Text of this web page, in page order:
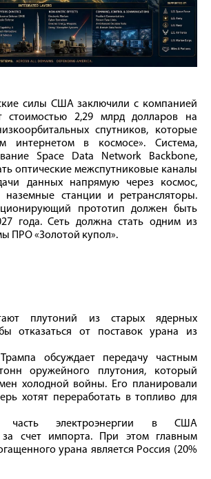
силы США заключили с компанией
стоимостью 2,29 млрд долларов на
спутников, которые
интернетом в космосе». Система,
Space Data Network Backbone,
оптические межспутниковые каналы
данных напрямую через космос,
станции и ретрансляторы.
прототип должен быть
года. Сеть должна стать одним из
ПРО «Золотой купол».
плутоний из старых ядерных
отказаться от поставок урана из
обсуждает передачу частным
оружейного плутония, который
холодной войны. Его планировали
хотят переработать в топливо для
часть электроэнергии в США
за счет импорта. При этом главным
урана является Россия (20%